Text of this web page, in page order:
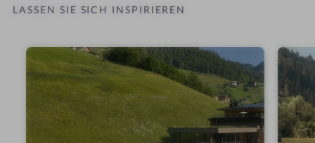
LASSEN SIE SICH INSPIRIEREN